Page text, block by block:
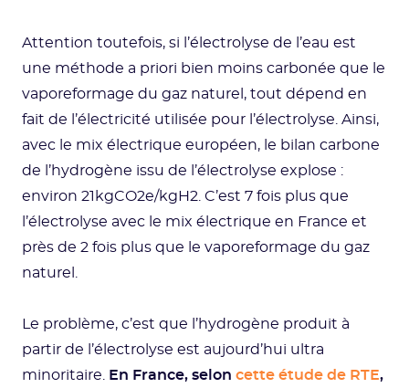
Attention toutefois, si l’électrolyse de l’eau est
une méthode a priori bien moins carbonée que le
vaporeformage du gaz naturel, tout dépend en
fait de l’électricité utilisée pour l’électrolyse. Ainsi,
avec le mix électrique européen, le bilan carbone
de l’hydrogène issu de l’électrolyse explose :
environ 21kgCO2e/kgH2. C’est 7 fois plus que
l’électrolyse avec le mix électrique en France et
près de 2 fois plus que le vaporeformage du gaz
naturel.
Le problème, c’est que l’hydrogène produit à
partir de l’électrolyse est aujourd’hui ultra
minoritaire.
En France, selon cette étude de RTE,